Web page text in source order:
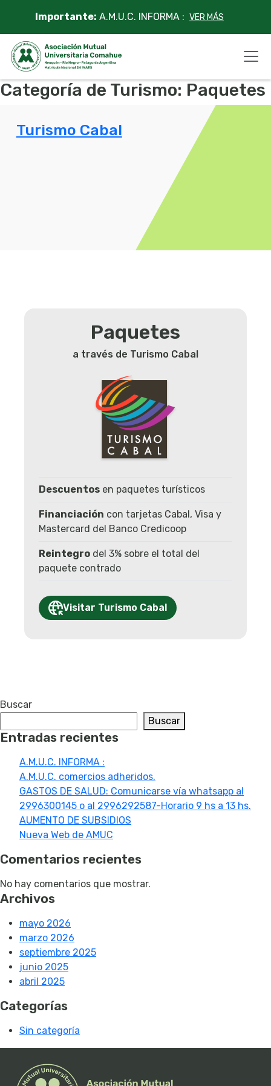
content
Importante: A.M.U.C. INFORMA : VER MÁS
Categoría de Turismo: Paquetes
Turismo Cabal
Paquetes
a través de Turismo Cabal
Descuentos en paquetes turísticos
Financiación con tarjetas Cabal, Visa y
Mastercard del Banco Credicoop
Reintegro del 3% sobre el total del
paquete contrado
Visitar Turismo Cabal
Buscar
Buscar
Entradas recientes
A.M.U.C. INFORMA :
A.M.U.C. comercios adheridos.
GASTOS DE SALUD: Comunicarse vía whatsapp al
2996300145 o al 2996292587-Horario 9 hs a 13 hs.
AUMENTO DE SUBSIDIOS
Nueva Web de AMUC
Comentarios recientes
No hay comentarios que mostrar.
Archivos
mayo 2026
marzo 2026
septiembre 2025
junio 2025
abril 2025
Categorías
Sin categoría